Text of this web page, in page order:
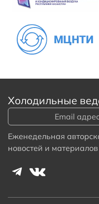
Холодильные
Еженедельная
новостей и